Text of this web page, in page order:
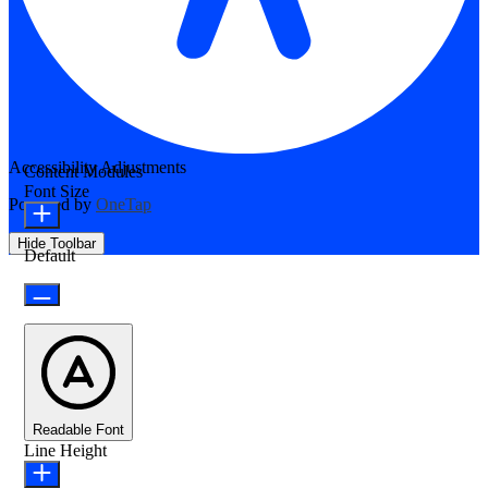
Accessibility Adjustments
Powered by OneTap
Hide Toolbar
Content Modules
Font Size
Default
Readable Font
Line Height